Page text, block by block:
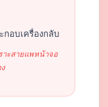
กอบเครื่องกลับ
าะสายแพหน้าจอ